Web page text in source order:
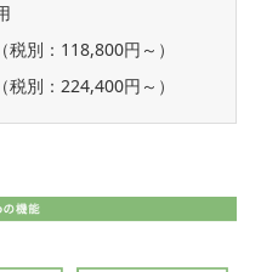
別：118,800円～）
別：224,400円～）